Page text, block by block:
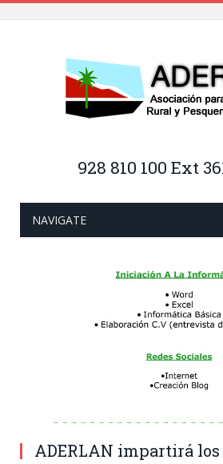
928 810 100 Ext
NAVIGATE
ADERLAN impartirá los